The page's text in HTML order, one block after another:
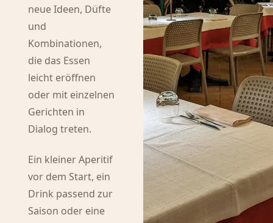
neue Ideen, Düfte
und
Kombinationen,
die das Essen
leicht eröffnen
oder mit einzelnen
Gerichten in
Dialog treten.
Ein kleiner Aperitif
vor dem Start, ein
Drink passend zur
Saison oder eine